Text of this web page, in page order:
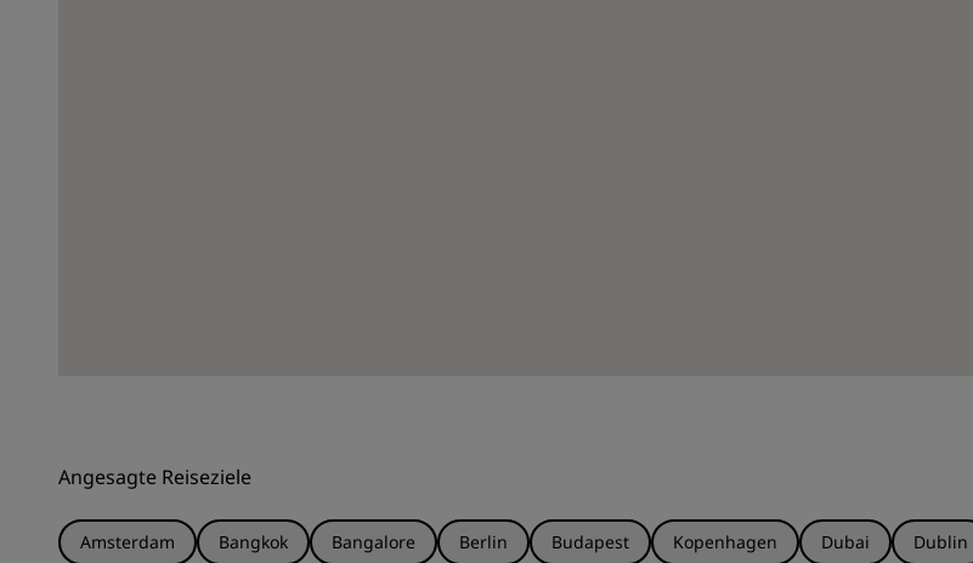
Angesagte Reiseziele
Amsterdam Bangkok Bangalore Berlin Budapest Kopenhagen Dubai Dublin